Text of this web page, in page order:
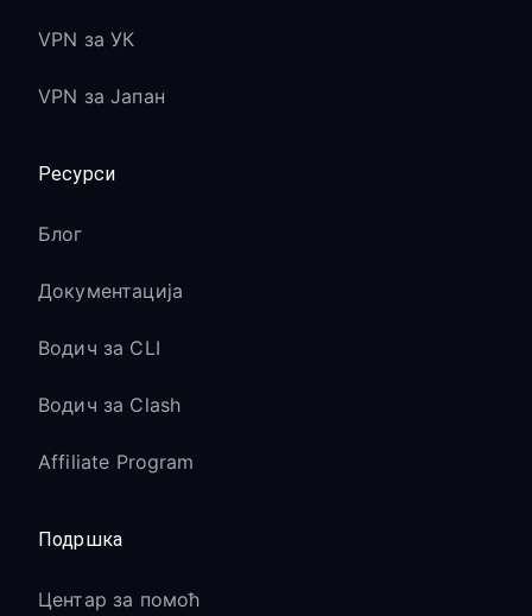
VPN за УК
VPN за Јапан
Ресурси
Блог
Документација
Водич за CLI
Водич за Clash
Affiliate Program
Подршка
Центар за помоћ